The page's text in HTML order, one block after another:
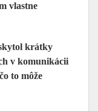
vlastne
krátky
v komunikácii
to môže